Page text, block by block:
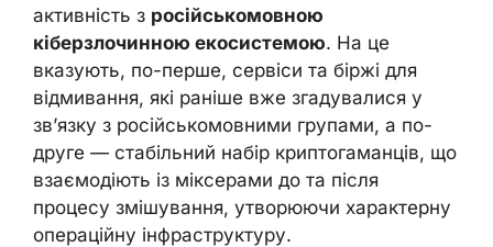
активність з російськомовною
кіберзлочинною екосистемою. На це
вказують, по-перше, сервіси та біржі для
відмивання, які раніше вже згадувалися у
зв’язку з російськомовними групами, а по-
друге — стабільний набір криптогаманців, що
взаємодіють із міксерами до та після
процесу змішування, утворюючи характерну
операційну інфраструктуру.